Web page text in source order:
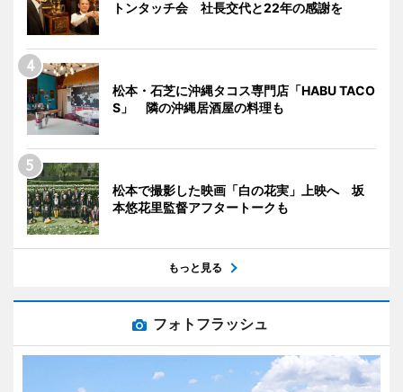
トンタッチ会 社長交代と22年の感謝を
松本・石芝に沖縄タコス専門店「HABU TACO
S」 隣の沖縄居酒屋の料理も
松本で撮影した映画「白の花実」上映へ 坂
本悠花里監督アフタートークも
もっと見る
フォトフラッシュ